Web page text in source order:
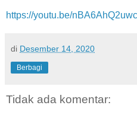
https://youtu.be/nBA6AhQ2uwc
di Desember 14, 2020
Berbagi
Tidak ada komentar: